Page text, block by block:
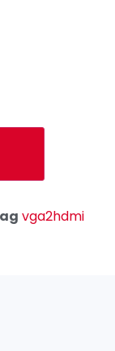
vga2hdmi